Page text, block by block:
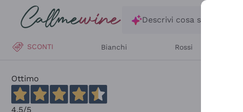
Salta al contenuto principale
Descrivi cosa stai
SCONTI Bianchi Rossi
Ottimo
4,5/5